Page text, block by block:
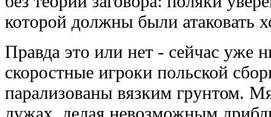
которой должны были атаковать
Правда это или нет - сейчас уже
скоростные игроки польской
парализованы вязким грунтом.
лужах, делая невозможным